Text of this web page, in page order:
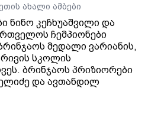
ახალი ამბები
ნინო კეჩხუაშვილი და
ჩემპიონები
მედალი ვარიანის,
სკოლის
ბრინჯაოს პრიზიორები
და ავთანდილ